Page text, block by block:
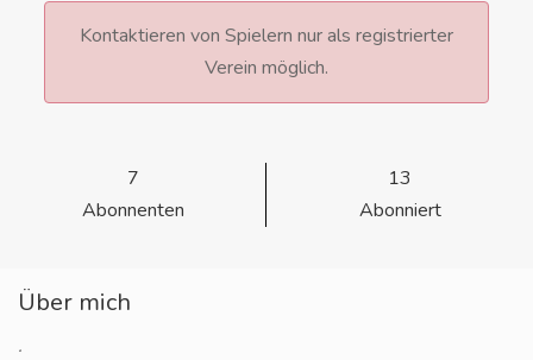
Kontaktieren von Spielern nur als registrierter
Verein möglich.
7
Abonnenten
13
Abonniert
Über mich
.